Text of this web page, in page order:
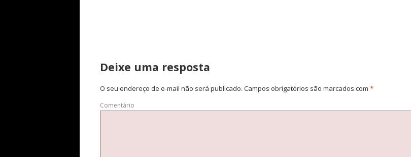
Deixe uma resposta
O seu endereço de e-mail não será publicado. Campos obrigatórios são marcados com *
Comentário